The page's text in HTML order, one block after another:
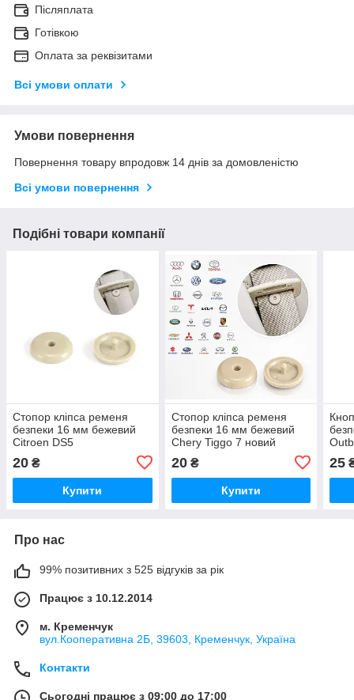
Післяплата
Готівкою
Оплата за реквізитами
Всі умови оплати
Умови повернення
Повернення товару впродовж 14 днів за домовленістю
Всі умови повернення
Подібні товари компанії
Стопор кліпса ременя
безпеки 16 мм бежевий
Citroen DS5
20 ₴
Купити
Стопор кліпса ременя
безпеки 16 мм бежевий
Chery Tiggo 7 новий
20₴
Купити
25
Про нас
99% позитивних з 525 відгуків за рік
Працює з 10.12.2014
м. Кременчук
вул.Кооперативна 2Б, 39603, Кременчук, Україна
Контакти
Сьогодні працює з 09:00 до 17:00